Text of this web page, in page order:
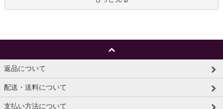
返品について
配送・送料について
支払い方法について